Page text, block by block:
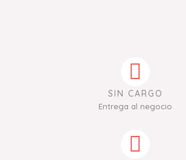
SIN CARGO
Entrega al negocio